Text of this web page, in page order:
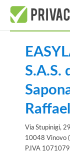
S.A.S.
Via Stupinigi, 29
10048 Vinovo
P.IVA